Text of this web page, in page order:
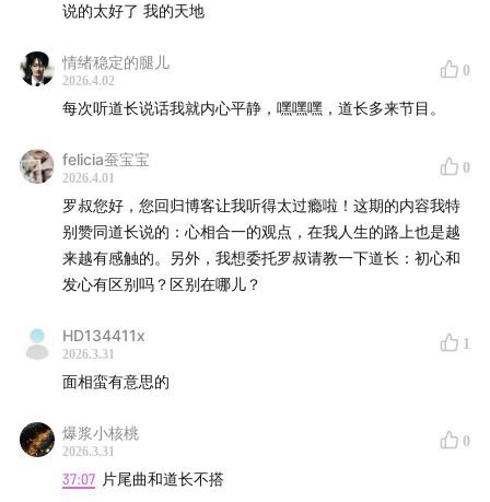
说的太好了 我的天地
情绪稳定的腿儿
2026.4.02
0
每次听道长说话我就内心平静，嘿嘿嘿，道长多来节目。
felicia蚕宝宝
2026.4.01
0
罗叔您好，您回归博客让我听得太过瘾啦！这期的内容我特
别赞同道长说的：心相合一的观点，在我人生的路上也是越
来越有感触的。另外，我想委托罗叔请教一下道长：初心和
发心有区别吗？区别在哪儿？
HD134411x
2026.3.31
1
面相蛮有意思的
爆浆小核桃
2026.3.31
0
37:07 片尾曲和道长不搭